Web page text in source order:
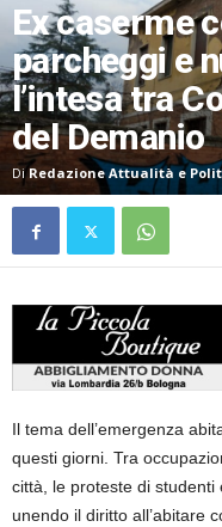
Ex caserme
parcheggi e
l’intesa tra
del Demanio
Di Redazione Attualità e
Il tema dell’emergenza
questi giorni. Tra
città, le proteste di
unendo il diritto all’abitare